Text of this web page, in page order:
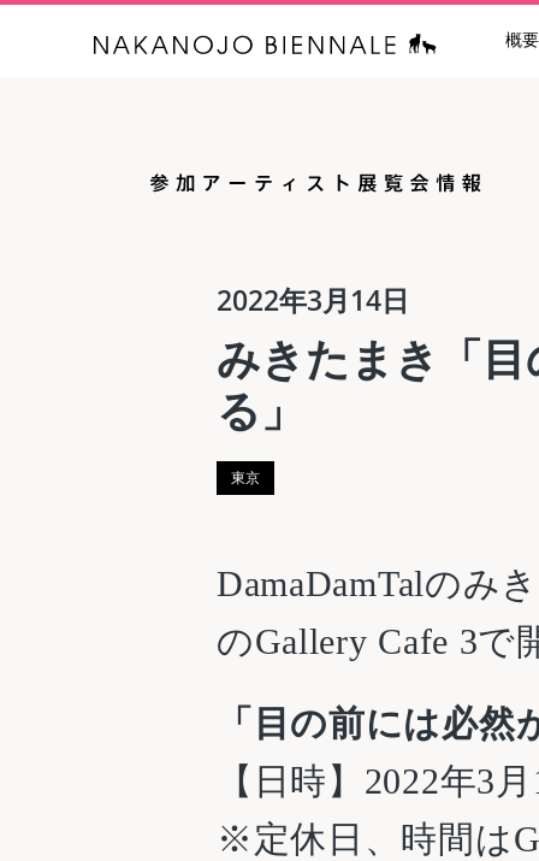
中之条ビエ
概要
2022年3月14日
みきたまき「
る」
東京
DamaDamTalのみ
のGallery Cafe 3で
「目の前には必
【日時】2022年3
※定休日、時間は